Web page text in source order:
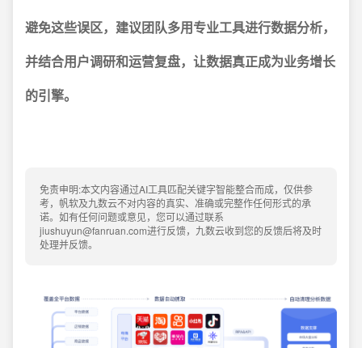
避免这些误区，建议团队多用专业工具进行数据分析，
并结合用户调研和运营复盘，让数据真正成为业务增长
的引擎。
免责申明:本文内容通过AI工具匹配关键字智能整合而成，仅供参
考，帆软及九数云不对内容的真实、准确或完整作任何形式的承
诺。如有任何问题或意见，您可以通过联系
jiushuyun@fanruan.com进行反馈，九数云收到您的反馈后将及时
处理并反馈。